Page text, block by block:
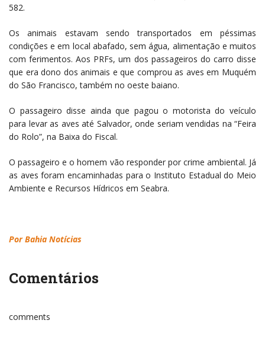
582.
Os animais estavam sendo transportados em péssimas
condições e em local abafado, sem água, alimentação e muitos
com ferimentos. Aos PRFs, um dos passageiros do carro disse
que era dono dos animais e que comprou as aves em Muquém
do São Francisco, também no oeste baiano.
O passageiro disse ainda que pagou o motorista do veículo
para levar as aves até Salvador, onde seriam vendidas na “Feira
do Rolo”, na Baixa do Fiscal.
O passageiro e o homem vão responder por crime ambiental. Já
as aves foram encaminhadas para o Instituto Estadual do Meio
Ambiente e Recursos Hídricos em Seabra.
Por Bahia Notícias
Comentários
comments